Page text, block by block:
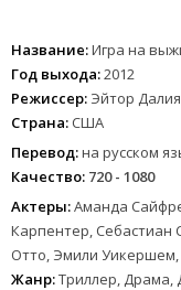
Название:Игра на
Год выхода:2012
Режиссер: Эйтор Далия
Страна: США
Перевод:на русском
Качество: 720 - 1080
Актеры:Аманда
Карпентер, Себастиан
Отто, Эмили
Жанр:Триллер, Драма,